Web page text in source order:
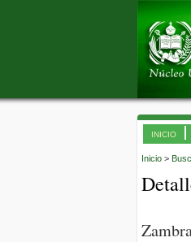
INICIO
Inicio >